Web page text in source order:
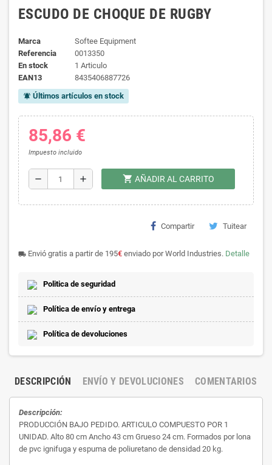
ESCUDO DE CHOQUE DE RUGBY
Marca
Softee Equipment
Referencia
0013350
En stock
1 Articulo
EAN13
8435406887726
notifications_active Últimos artículos en stock
85,86 €
Impuesto incluido
remove add shopping_cart AÑADIR AL CARRITO
Compartir Tuitear
local_shipping Envió gratis a partir de 195€ enviado por World Industries. Detalle
Politica de seguridad
Política de envío y entrega
Política de devoluciones
DESCRIPCIÓN ENVÍO Y DEVOLUCIONES COMENTARIOS
Descripción:
PRODUCCIÓN BAJO PEDIDO. ARTICULO COMPUESTO POR 1
UNIDAD. Alto 80 cm Ancho 43 cm Grueso 24 cm. Formados por lona
de pvc ignifuga y espuma de poliuretano de densidad 20 kg.